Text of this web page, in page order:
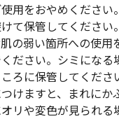
用をおやめください。
て保管してください。
の弱い箇所への使用
ださい。シミになる
ろに保管してくださ
けますと、まれに
リや変色が見られ